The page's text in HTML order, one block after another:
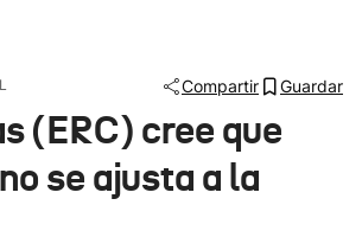
Ikusmiran
Compartir Guardar
(ERC) cree que
se ajusta a la